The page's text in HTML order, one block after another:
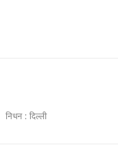
निधन : दिल्ली